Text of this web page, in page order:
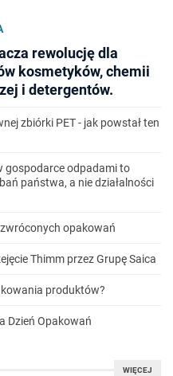
rewolucję dla
kosmetyków, chemii
i detergentów.
zbiórki PET - jak powstał ten
gospodarce odpadami to
państwa, a nie działalności
opakowań
Thimm przez Grupę Saica
produktów?
Dzień Opakowań
WIĘCEJ